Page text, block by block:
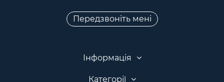
Передзвоніть мені
Інформація
Категорії